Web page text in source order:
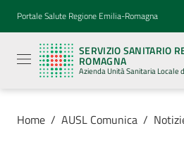
Vai al contenuto
Vai alla navigazione
Vai al footer
Portale Salute Regione Emilia-Romagna
SERVIZIO SANITARIO
ROMAGNA
Azienda Unità Sanitaria Locale
Sanitario
Regionale
Emilia-
Romagna
Azienda
Sanitaria
Locale della
Home / AUSL Comunica /